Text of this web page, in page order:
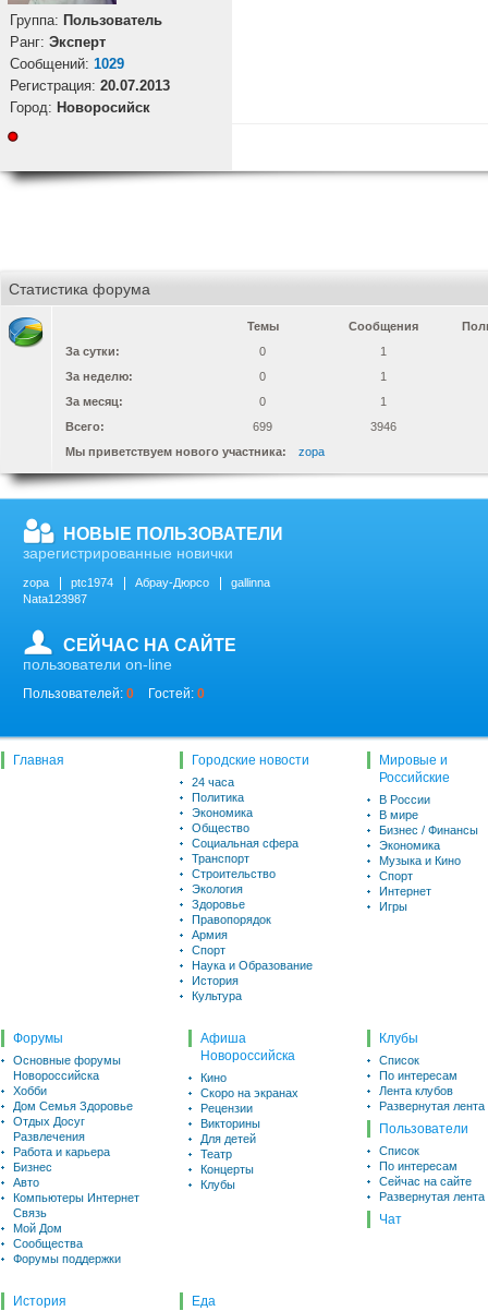
Группа: Пользователь
Ранг: Эксперт
Cообщений: 1029
Регистрация: 20.07.2013
Город: Новоросийск
Статистика форума
Темы Сообщения
За сутки:
0
1
За неделю:
0
1
За месяц:
0
1
Всего:
699
3946
Мы приветствуем нового участника:
zopa
НОВЫЕ ПОЛЬЗОВАТЕЛИ
зарегистрированные новички
zopa ptc1974 Абрау-Дюрсо
gallinna
Nata123987
СЕЙЧАС НА САЙТЕ
пользователи on-line
Пользователей: 0 Гостей: 0
Главная Городские новости
24 часа
Политика
Экономика
Общество
Социальная сфера
Транспорт
Строительство
Экология
Здоровье
Правопорядок
Армия
Спорт
Наука и Образование
История
Культура
Мировые и
Российские
В России
В мире
Бизнес / Финансы
Экономика
Музыка и Кино
Спорт
Интернет
Игры
Форумы
Основные форумы
Новороссийска
Хобби
Дом Семья Здоровье
Отдых Досуг
Развлечения
Работа и карьера
Бизнес
Авто
Компьютеры Интернет
Связь
Мой Дом
Сообщества
Форумы поддержки
Афиша
Новороссийска
Кино
Скоро на экранах
Рецензии
Викторины
Для детей
Театр
Концерты
Клубы
Клубы
Список
По интересам
Лента клубов
Развернутая лента
Пользователи
Список
По интересам
Сейчас на сайте
Развернутая лента
Чат
История Еда